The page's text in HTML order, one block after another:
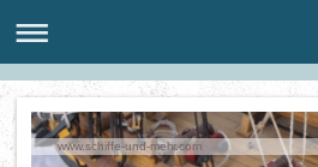
www.schiffe-und-mehr.com